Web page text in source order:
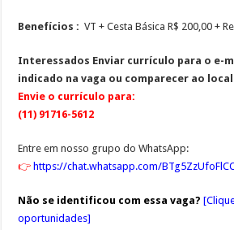
Benefícios : VT + Cesta Básica R$ 200,00 +
Interessados Enviar currículo para o e-
indicado na vaga ou comparecer ao
Envie o currículo para:
(11) 91716-5612
Entre em nosso grupo do WhatsApp:
👉 https://chat.whatsapp.com/
Não se identificou com essa vaga? [
oportunidades]